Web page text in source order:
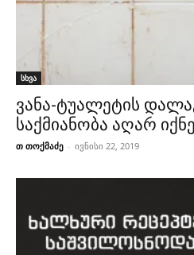
სხვა
ვანა-ტუალეტის
საქმიანობა აღარ
თ თოქმაძე - ივნისი 22, 2019